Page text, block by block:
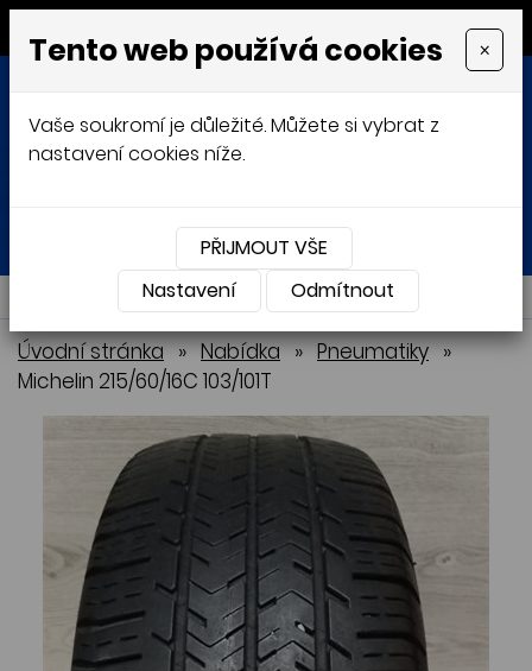
MENU
Přihlásit Košík
NABÍDKA
Úvodní stránka » Nabídka » Pneumatiky »
Michelin 215/60/16C 103/101T
Tento web používá cookies ×
Vaše soukromí je důležité. Můžete si vybrat z
nastavení cookies níže.
PŘIJMOUT VŠE
Nastavení
Odmítnout